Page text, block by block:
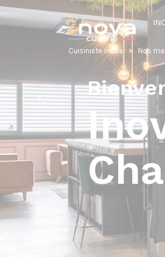
Cuisiniste Inova Nos